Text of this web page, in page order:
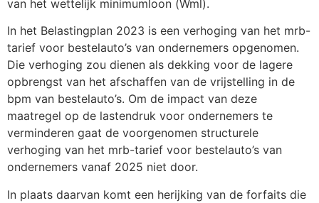
van het wettelijk minimumloon (Wml).
In het Belastingplan 2023 is een verhoging van het mrb-
tarief voor bestelauto’s van ondernemers opgenomen.
Die verhoging zou dienen als dekking voor de lagere
opbrengst van het afschaffen van de vrijstelling in de
bpm van bestelauto’s. Om de impact van deze
maatregel op de lastendruk voor ondernemers te
verminderen gaat de voorgenomen structurele
verhoging van het mrb-tarief voor bestelauto’s van
ondernemers vanaf 2025 niet door.
In plaats daarvan komt een herijking van de forfaits die